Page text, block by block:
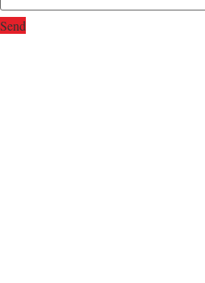
Send